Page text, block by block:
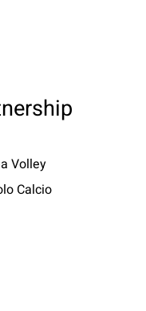
Volley
Calcio